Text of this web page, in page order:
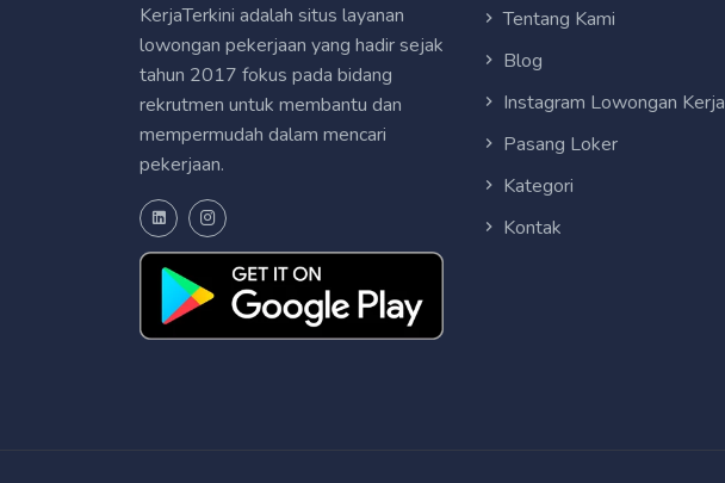
KerjaTerkini adalah situs layanan
lowongan pekerjaan yang hadir sejak
tahun 2017 fokus pada bidang
rekrutmen untuk membantu dan
mempermudah dalam mencari
pekerjaan.
Tentang Kami
Blog
Instagram Lowongan Kerja
Pasang Loker
Kategori
Kontak